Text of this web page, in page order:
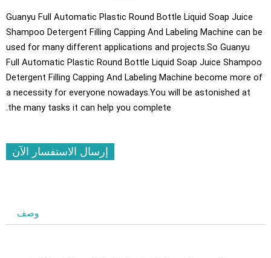
Guanyu Full Automatic Plastic Round Bottle Liquid Soap Juice
Shampoo Detergent Filling Capping And Labeling Machine can
used for many different applications and projects.So Guanyu
Full Automatic Plastic Round Bottle Liquid Soap Juice
Detergent Filling Capping And Labeling Machine become more
a necessity for everyone nowadays.You will be astonished at
the many tasks it can help you complete
إرسال الاستفسار الآن
وصف